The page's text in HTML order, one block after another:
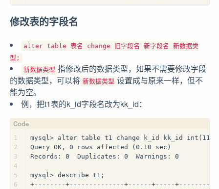
修改表的字段名
alter table 表名 change 旧字段名 新字段名 新数据类
型;
新数据类型 指修改后的数据类型，如果不需要修改字段
的数据类型，可以将 新数据类型 设置成与原来一样，但不
能为空。
例，把t1表的k_id字段名改为kk_id：
1
2
3
4
5
6
mysql> alter table t1 change k_id kk_id int(11);
Query OK, 0 rows affected (0.10 sec)
Records: 0  Duplicates: 0  Warnings: 0
mysql> describe t1;
+--------+--------------+------+-----+---------